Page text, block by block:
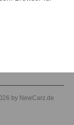
by NewCarz.de